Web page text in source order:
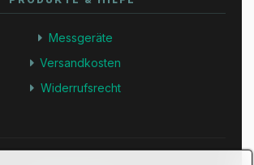
Messgeräte
Versandkosten
Widerrufsrecht